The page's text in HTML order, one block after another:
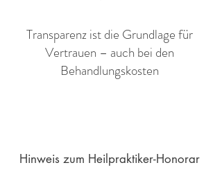
Transparenz ist die Grundlage für
Vertrauen – auch bei den
Behandlungskosten
Hinweis zum Heilpraktiker-Honorar